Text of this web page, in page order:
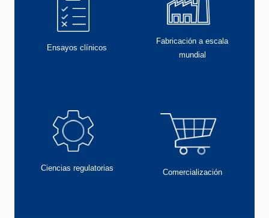
Ensayos clínicos
Fabricación a escala
mundial
Ciencias regulatorias Comercialización